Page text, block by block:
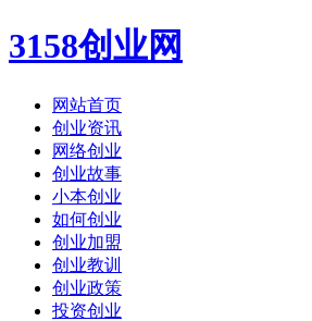
3158创业网
网站首页
创业资讯
网络创业
创业故事
小本创业
如何创业
创业加盟
创业教训
创业政策
投资创业